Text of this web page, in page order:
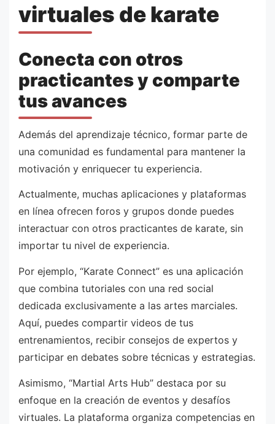
virtuales de karate
Conecta con otros
practicantes y comparte
tus avances
Además del aprendizaje técnico, formar parte de
una comunidad es fundamental para mantener la
motivación y enriquecer tu experiencia.
Actualmente, muchas aplicaciones y plataformas
en línea ofrecen foros y grupos donde puedes
interactuar con otros practicantes de karate, sin
importar tu nivel de experiencia.
Por ejemplo, “Karate Connect” es una aplicación
que combina tutoriales con una red social
dedicada exclusivamente a las artes marciales.
Aquí, puedes compartir videos de tus
entrenamientos, recibir consejos de expertos y
participar en debates sobre técnicas y estrategias.
Asimismo, “Martial Arts Hub” destaca por su
enfoque en la creación de eventos y desafíos
virtuales. La plataforma organiza competencias en